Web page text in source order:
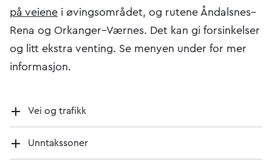
på veiene i øvingsområdet, og rutene Åndalsnes–
Rena og Orkanger–Værnes. Det kan gi forsinkelser
og litt ekstra venting. Se menyen under for mer
informasjon.
Vei og trafikk
Unntakssoner